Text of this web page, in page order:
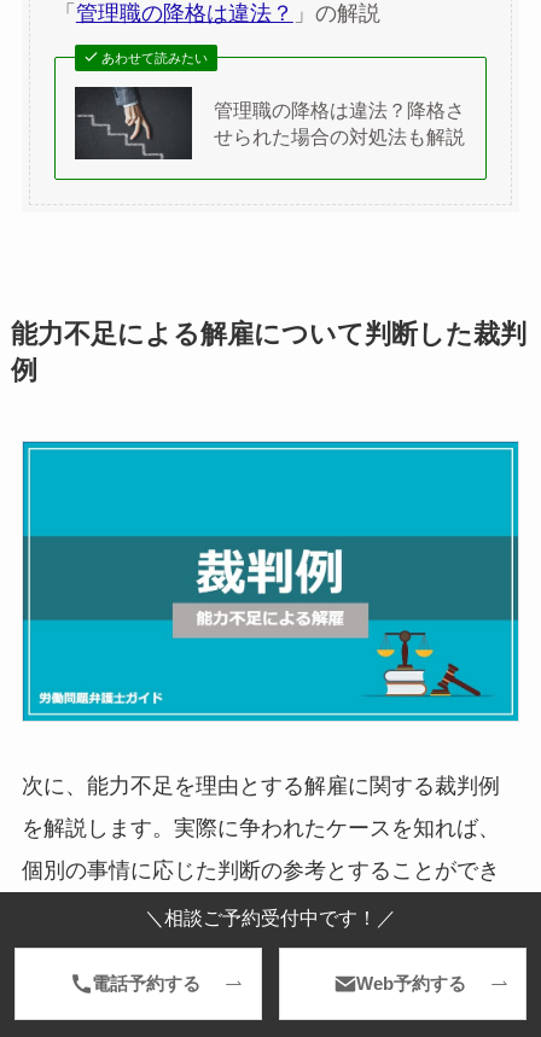
「 管理職の降格は違法？ 」の解説
あわせて読みたい
管理職の降格は違法？降格さ
せられた場合の対処法も解説
能力不足による解雇について判断した裁判
例
次に、能力不足を理由とする解雇に関する裁判例
を解説します。実際に争われたケースを知れば、
個別の事情に応じた判断の参考とすることができ
＼相談ご予約受付中です！／
電話予約する Web予約する